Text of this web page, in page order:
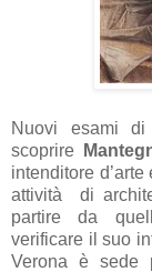
Nuovi esami di
scoprire
intenditore
attività di
partire da
verificare il suo
Verona è sede